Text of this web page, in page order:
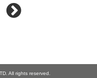
All rights reserved.